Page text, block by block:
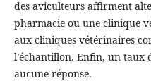
des aviculteurs affirment
pharmacie ou une clinique
aux cliniques vétérinaires
l’échantillon. Enfin, un taux
aucune réponse.